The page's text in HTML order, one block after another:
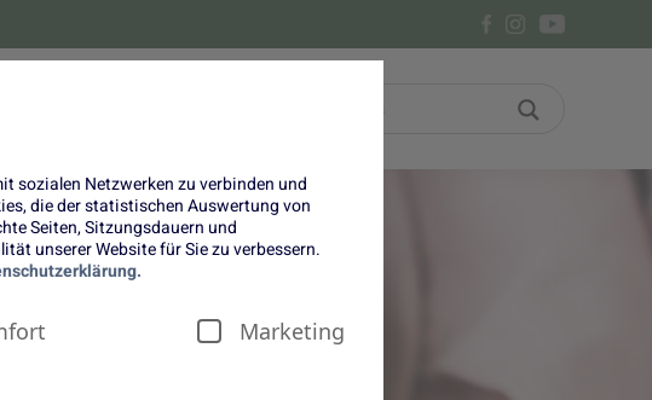
sozialen Netzwerken zu verbinden und
die der statistischen Auswertung von
Seiten, Sitzungsdauern und
unserer Website für Sie zu verbessern.
Marketing